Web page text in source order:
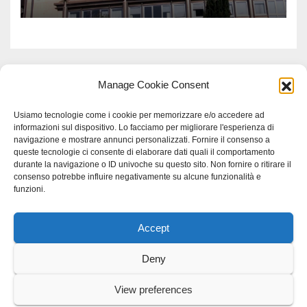
Manage Cookie Consent
Usiamo tecnologie come i cookie per memorizzare e/o accedere ad
informazioni sul dispositivo. Lo facciamo per migliorare l'esperienza di
navigazione e mostrare annunci personalizzati. Fornire il consenso a
queste tecnologie ci consente di elaborare dati quali il comportamento
durante la navigazione o ID univoche su questo sito. Non fornire o ritirare il
consenso potrebbe influire negativamente su alcune funzionalità e
funzioni.
Accept
Deny
View preferences
Meridionale
Proudly powered by WordPress|Tema: Newspaperex di
Scienza studio specialistico bracciano